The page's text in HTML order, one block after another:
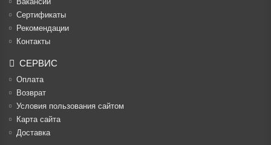
Cертификаты
Рекомендации
Контакты
СЕРВИС
Оплата
Возврат
Условия пользования сайтом
Карта сайта
Доставка